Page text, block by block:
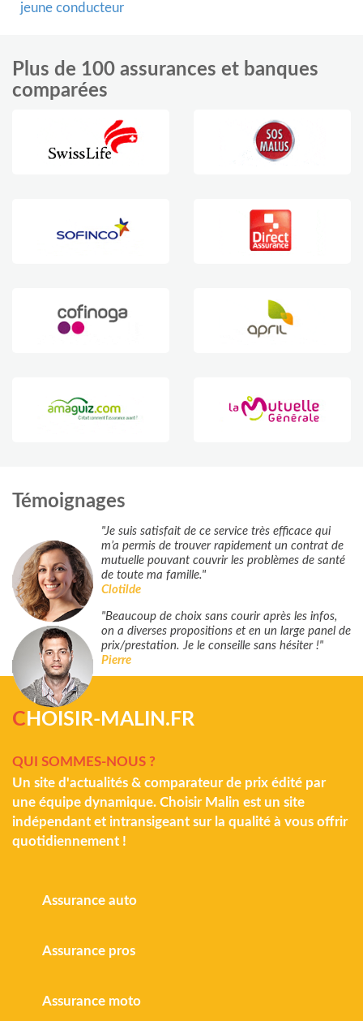
jeune conducteur
Plus de 100 assurances et banques
comparées
Témoignages
"Je suis satisfait de ce service très efficace qui
m’a permis de trouver rapidement un contrat de
mutuelle pouvant couvrir les problèmes de santé
de toute ma famille."
Clotilde
"Beaucoup de choix sans courir après les infos,
on a diverses propositions et en un large panel de
prix/prestation. Je le conseille sans hésiter !"
Pierre
C HOISIR-MALIN.FR
QUI SOMMES-NOUS ?
Un site d'actualités & comparateur de prix édité par
une équipe dynamique. Choisir Malin est un site
indépendant et intransigeant sur la qualité à vous offrir
quotidiennement !
Assurance auto
Assurance pros
Assurance moto